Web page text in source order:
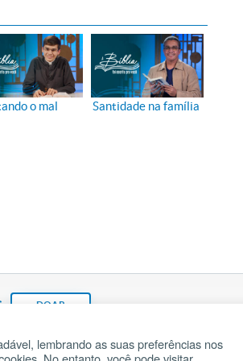
o mal Santidade na família
DOAR
lembrando as suas preferências nos